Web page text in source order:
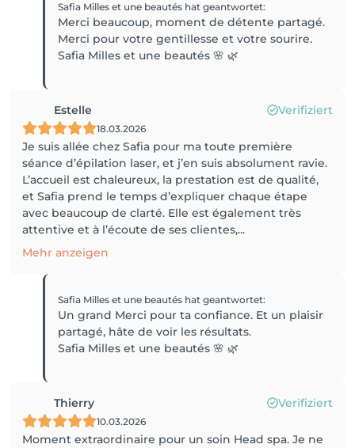
Safia Milles et une beautés hat geantwortet:
Merci beaucoup, moment de détente partagé.
Merci pour votre gentillesse et votre sourire.
Safia Milles et une beautés 🌸 🌿
Estelle Verifiziert
18.03.2026
Je suis allée chez Safia pour ma toute première
séance d’épilation laser, et j’en suis absolument ravie.
L’accueil est chaleureux, la prestation est de qualité,
et Safia prend le temps d’expliquer chaque étape
avec beaucoup de clarté. Elle est également très
attentive et à l’écoute de ses clientes,...
Mehr anzeigen
Safia Milles et une beautés hat geantwortet:
Un grand Merci pour ta confiance. Et un plaisir
partagé, hâte de voir les résultats.
Safia Milles et une beautés 🌸 🌿
Thierry Verifiziert
10.03.2026
Moment extraordinaire pour un soin Head spa. Je ne